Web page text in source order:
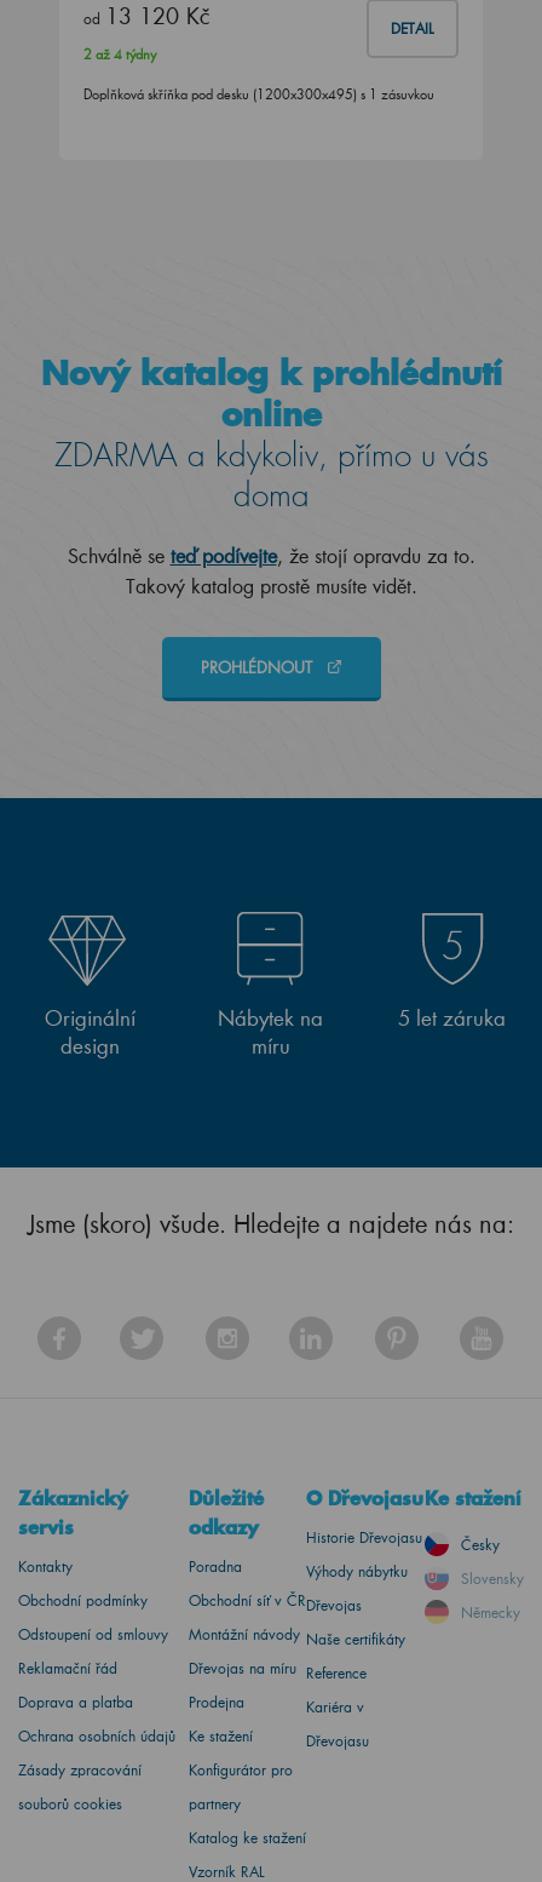
od 13 120 Kč DETAIL
2 až 4 týdny
Doplňková skříňka pod desku (1200x300x495) s 1 zásuvkou
Nový katalog k prohlédnutí
online
ZDARMA a kdykoliv, přímo u vás
doma
Schválně se teď podívejte, že stojí opravdu za to.
Takový katalog prostě musíte vidět.
PROHLÉDNOUT
Originální
design
Nábytek na
míru
5 let záruka
Jsme (skoro) všude. Hledejte a najdete nás na:
Zákaznický
servis
Kontakty
Obchodní podmínky
Odstoupení od smlouvy
Reklamační řád
Doprava a platba
Ochrana osobních údajů
Zásady zpracování
souborů cookies
Důležité
odkazy
Poradna
Obchodní síť v ČR
Montážní návody
Dřevojas na míru
Prodejna
Ke stažení
Konfigurátor pro
partnery
Katalog ke stažení
Vzorník RAL
O Dřevojasu
Historie Dřevojasu
Výhody nábytku
Dřevojas
Naše certifikáty
Reference
Kariéra v
Dřevojasu
Ke stažení
Česky
Slovensky
Německy